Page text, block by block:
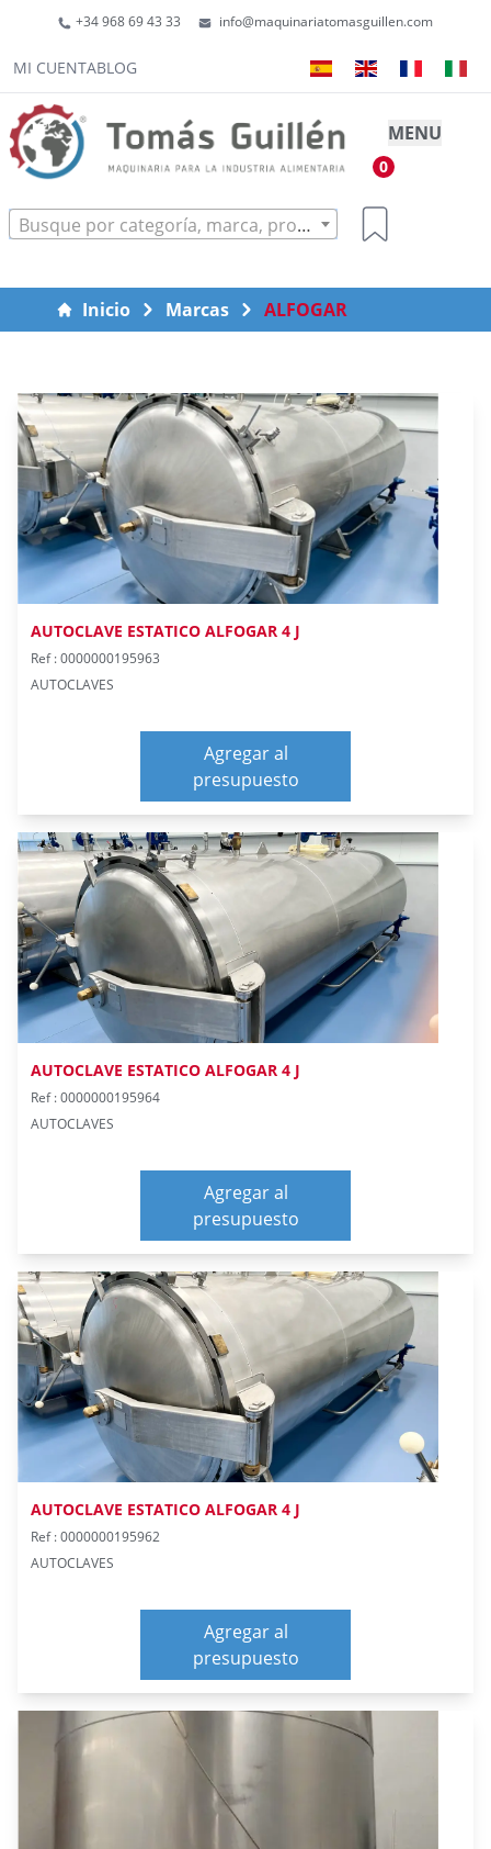
+34 968 69 43 33 info@maquinariatomasguillen.com
MI CUENTABLOG
MENU
Busque por categoría, marca, producto...
0
Inicio Marcas ALFOGAR
AUTOCLAVE ESTATICO ALFOGAR 4 J
Ref : 0000000195963
AUTOCLAVES
Agregar al
presupuesto
AUTOCLAVE ESTATICO ALFOGAR 4 J
Ref : 0000000195964
AUTOCLAVES
Agregar al
presupuesto
AUTOCLAVE ESTATICO ALFOGAR 4 J
Ref : 0000000195962
AUTOCLAVES
Agregar al
presupuesto